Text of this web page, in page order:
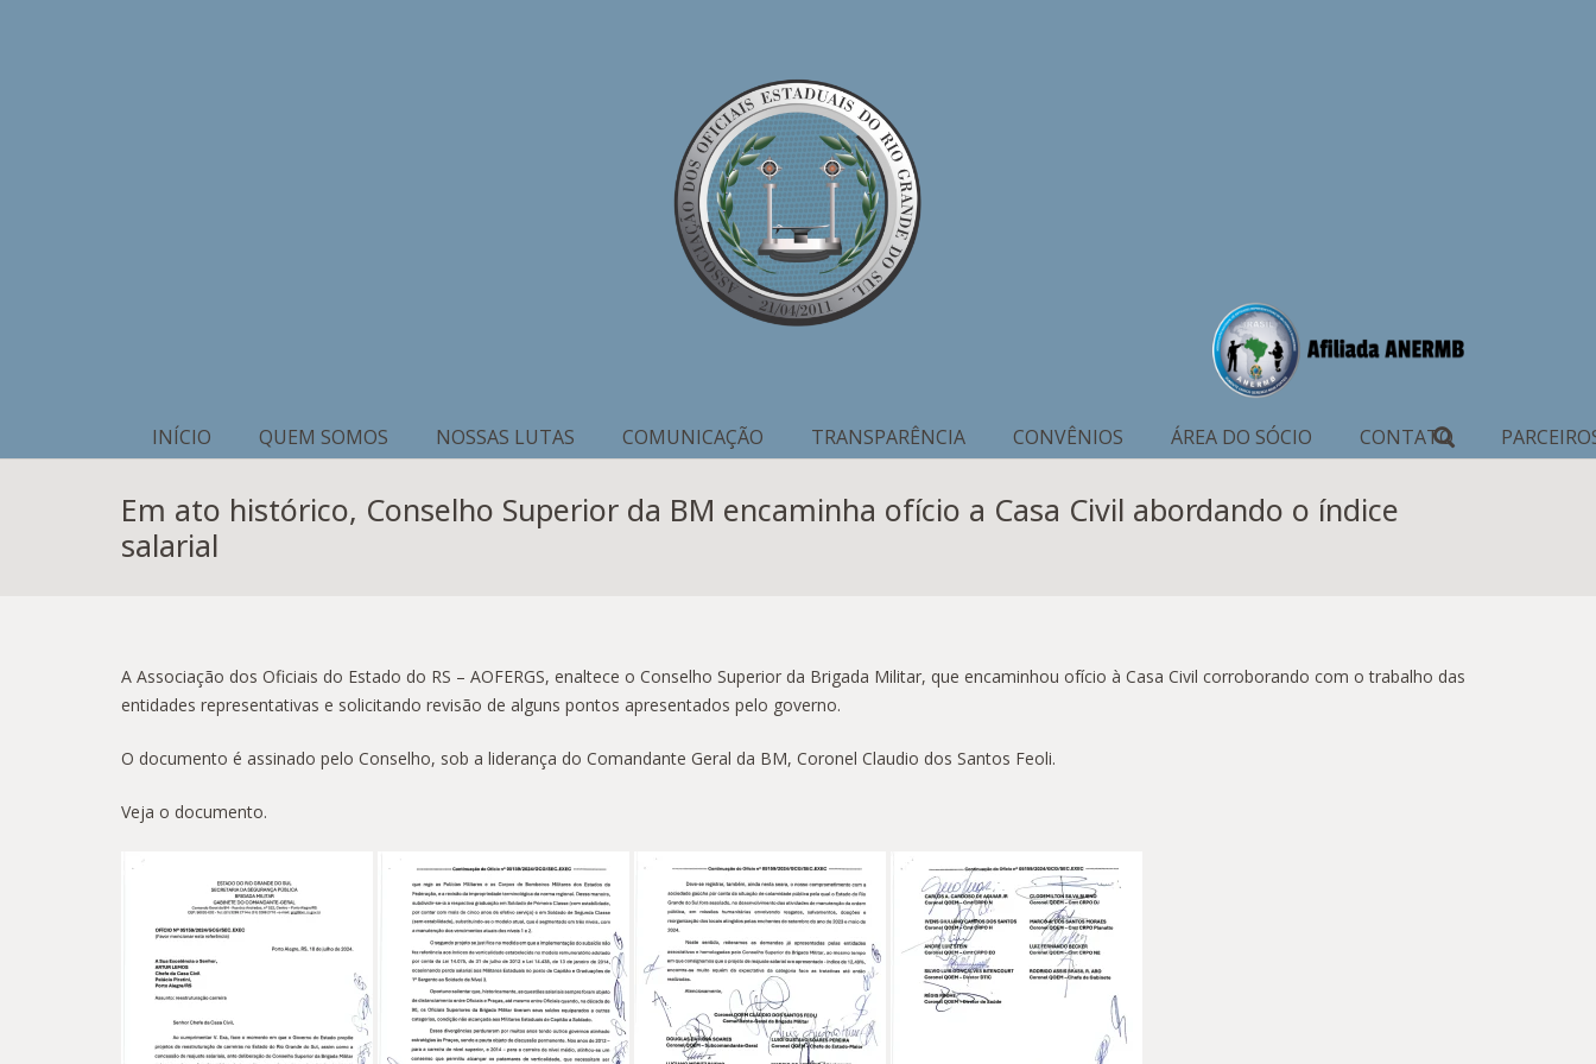
INÍCIO QUEM SOMOS NOSSAS LUTAS COMUNICAÇÃO TRANSPARÊNCIA CONVÊNIOS ÁREA DO SÓCIO CONTATO
Em ato histórico, Conselho Superior da BM encaminha ofício a Casa Civil abordando o índice
salarial
A Associação dos Oficiais do Estado do RS – AOFERGS, enaltece o Conselho Superior da Brigada Militar, que encaminhou ofício à Casa Civil corroborando com o trabalho das
entidades representativas e solicitando revisão de alguns pontos apresentados pelo governo.
O documento é assinado pelo Conselho, sob a liderança do Comandante Geral da BM, Coronel Claudio dos Santos Feoli.
Veja o documento.